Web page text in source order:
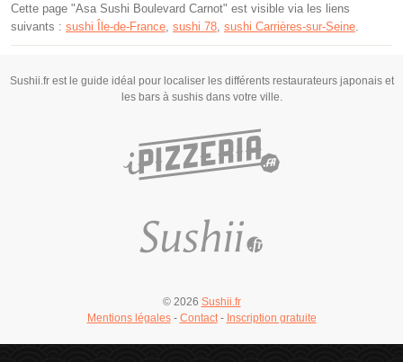
Cette page "Asa Sushi Boulevard Carnot" est visible via les liens
suivants : sushi Île-de-France, sushi 78, sushi Carrières-sur-Seine.
Sushii.fr est le guide idéal pour localiser les différents restaurateurs japonais et
les bars à sushis dans votre ville.
© 2026 Sushii.fr
Mentions légales- Contact- Inscription gratuite